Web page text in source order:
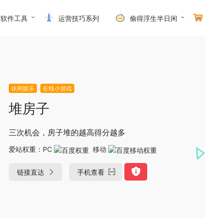
软件工具 运营技巧系列 偷得浮生半日闲
休闲娱乐 在线小游戏
堆房子
三次机会，房子堆的越高得分越多
爱站权重： PC 移动
链接直达 手机查看